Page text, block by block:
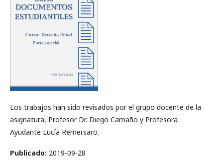
Los trabajos han sido revisados por el grupo docente de la
asignatura, Profesor Dr. Diego Camaño y Profesora
Ayudante Lucía Remersaro.
Publicado: 2019-09-28